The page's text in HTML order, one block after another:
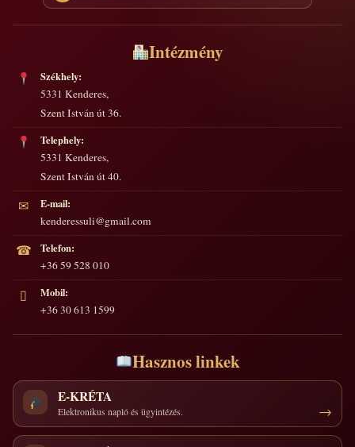
Intézmény
Székhely:
5331 Kenderes,
Szent István út 36.
Telephely:
5331 Kenderes,
Szent István út 40.
✉
E-mail:
kenderessuli@gmail.com
☎
Telefon:
+36 59 528 010
▯
Mobil:
+36 30 613 1599
Hasznos linkek
E-KRÉTA
Elektronikus napló és ügyintézés.